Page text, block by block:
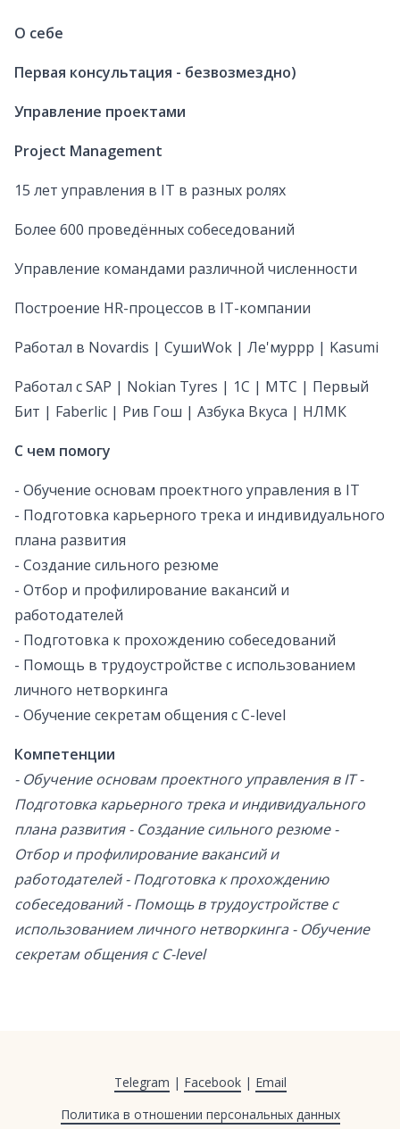
О себе
Первая консультация - безвозмездно)
Управление проектами
Project Management
15 лет управления в IT в разных ролях
Более 600 проведённых собеседований
Управление командами различной численности
Построение HR-процессов в IT-компании
Работал в Novardis | СушиWok | Ле'муррр | Kasumi
Работал с SAP | Nokian Tyres | 1C | МТС | Первый
Бит | Faberlic | Рив Гош | Азбука Вкуса | НЛМК
С чем помогу
- Обучение основам проектного управления в IT
- Подготовка карьерного трека и индивидуального
плана развития
- Создание сильного резюме
- Отбор и профилирование вакансий и
работодателей
- Подготовка к прохождению собеседований
- Помощь в трудоустройстве с использованием
личного нетворкинга
- Обучение секретам общения с C-level
Компетенции
- Обучение основам проектного управления в IT -
Подготовка карьерного трека и индивидуального
плана развития - Создание сильного резюме -
Отбор и профилирование вакансий и
работодателей - Подготовка к прохождению
собеседований - Помощь в трудоустройстве с
использованием личного нетворкинга - Обучение
секретам общения с C-level
Telegram | Facebook| Email
Политика в отношении персональных данных